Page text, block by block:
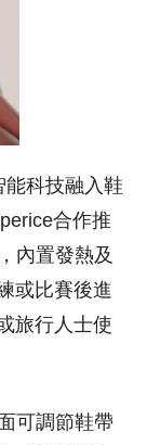
能科技融入鞋
合作推
內置發熱及
或比賽後進
旅行人士使
可調節鞋帶